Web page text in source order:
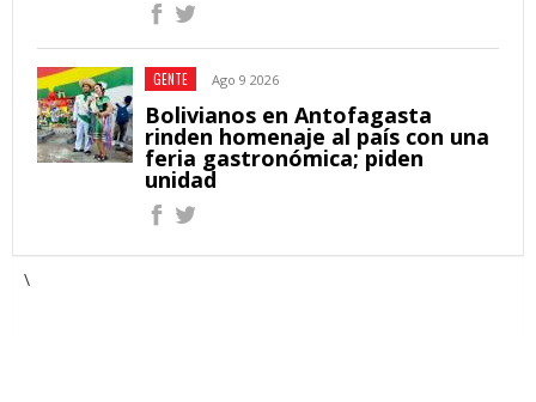
GENTE Ago 9 2026
Bolivianos en Antofagasta
rinden homenaje al país con una
feria gastronómica; piden
unidad
\